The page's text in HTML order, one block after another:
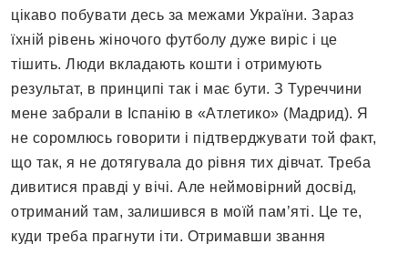
цікаво побувати десь за межами України. Зараз
їхній рівень жіночого футболу дуже виріс і це
тішить. Люди вкладають кошти і отримують
результат, в принципі так і має бути. З Туреччини
мене забрали в Іспанію в «Атлетико» (Мадрид). Я
не соромлюсь говорити і підтверджувати той факт,
що так, я не дотягувала до рівня тих дівчат. Треба
дивитися правді у вічі. Але неймовірний досвід,
отриманий там, залишився в моїй пам’яті. Це те,
куди треба прагнути іти. Отримавши звання